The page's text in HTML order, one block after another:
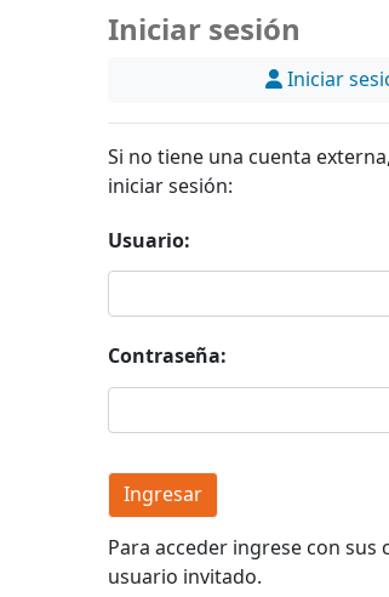
Iniciar sesión
Iniciar
Si no tiene una cuenta
iniciar sesión:
Usuario:
Contraseña:
Para acceder ingrese con
usuario invitado.